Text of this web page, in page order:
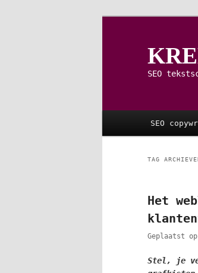
SEO
SEO
TAG
Het
Geplaatst op
Stel, je